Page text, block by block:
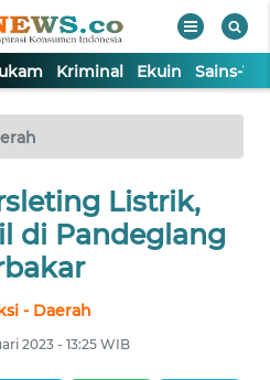
Kriminal Ekuin Sains-
Listrik,
di Pandeglang
- Daerah
2023 - 13:25 WIB